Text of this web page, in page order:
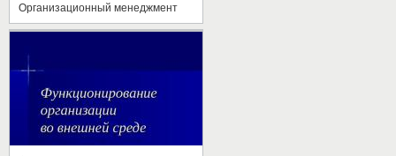
Организационный менеджмент